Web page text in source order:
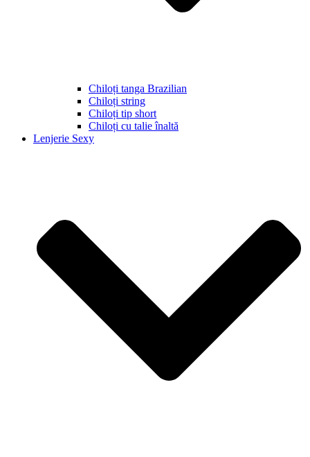
Chiloți tanga Brazilian
Chiloți string
Chiloți tip short
Chiloți cu talie înaltă
Lenjerie Sexy